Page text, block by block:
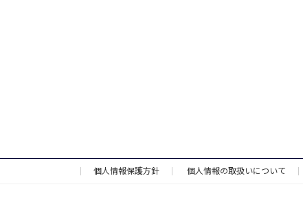
個人情報保護方針 個人情報の取扱いについて